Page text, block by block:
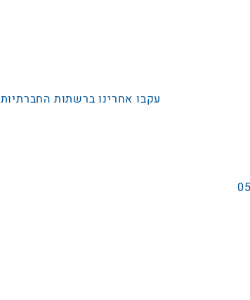
עקבו אחרינו ברשתות החברתיות